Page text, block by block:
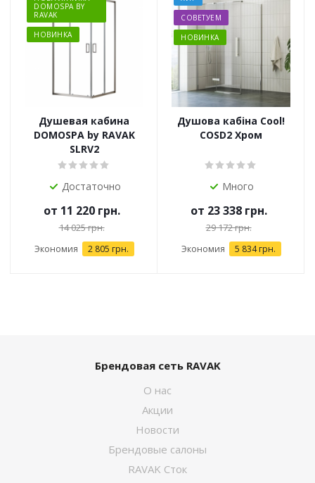
DOMOSPA BY
RAVAK
НОВИНКА
Душевая кабина
DOMOSPA by RAVAK
SLRV2
Достаточно
от 11 220 грн.
14 025 грн.
Экономия 2 805 грн.
СОВЕТУЕМ
НОВИНКА
Душова кабіна Cool!
COSD2 Хром
Много
от 23 338 грн.
29 172 грн.
Экономия 5 834 грн.
Брендовая сеть RAVAK
О нас
Акции
Новости
Брендовые салоны
RAVAK Сток